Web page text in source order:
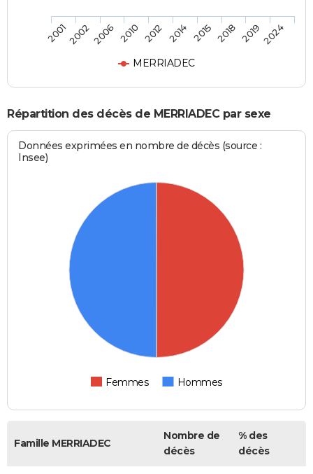
MERRIADEC
200120022006 2010 2012 2014 2015 2018 20192024
Répartition des décès de MERRIADEC par sexe
Données exprimées en nombre de décès (source :
Insee)
Femmes Hommes
Famille MERRIADEC
Nombre de
décès
% des
décès